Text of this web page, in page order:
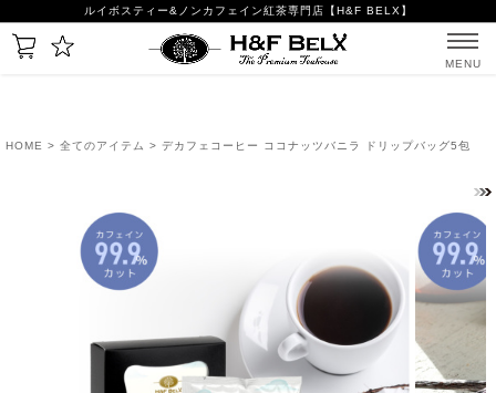
ルイボスティー&ノンカフェイン紅茶専門店【H&F BELX】
MENU
HOME > 全てのアイテム > デカフェコーヒー ココナッツバニラ ドリップバッグ5包